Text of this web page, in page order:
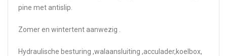
pine met antislip.
Zomer en wintertent aanwezig .
Hydraulische besturing ,walaansluiting ,acculader,koelbox,